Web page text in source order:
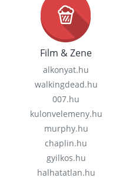
Film & Zene
alkonyat.hu
walkingdead.hu
007.hu
kulonvelemeny.hu
murphy.hu
chaplin.hu
gyilkos.hu
halhatatlan.hu